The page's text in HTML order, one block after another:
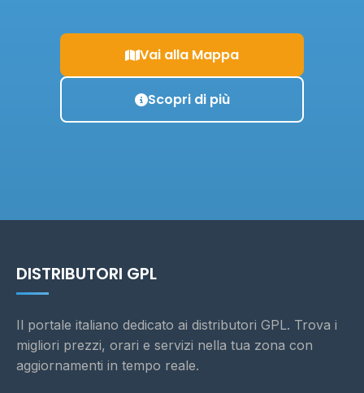
Vai alla Mappa
Scopri di più
DISTRIBUTORI GPL
Il portale italiano dedicato ai distributori GPL. Trova i
migliori prezzi, orari e servizi nella tua zona con
aggiornamenti in tempo reale.